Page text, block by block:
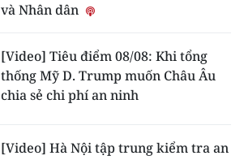
và Nhân dân
[Video] Tiêu điểm 08/08: Khi tổng
thống Mỹ D. Trump muốn Châu Âu
chia sẻ chi phí an ninh
[Video] Hà Nội tập trung kiểm tra an